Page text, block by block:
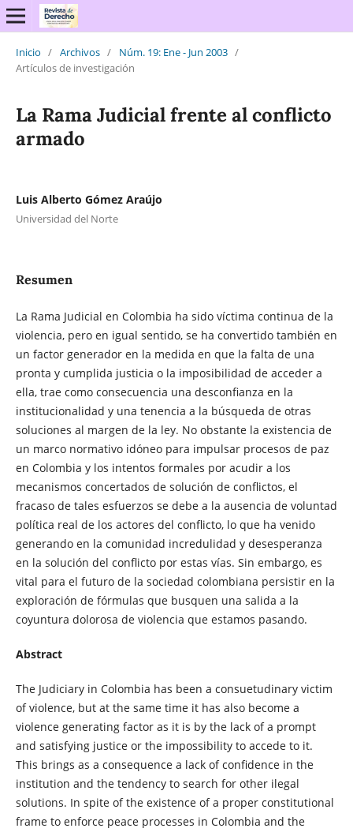
Inicio / Archivos / Núm. 19: Ene - Jun 2003 /
Artículos de investigación
La Rama Judicial frente al conflicto
armado
Luis Alberto Gómez Araújo
Universidad del Norte
Resumen
La Rama Judicial en Colombia ha sido víctima continua de la
violencia, pero en igual sentido, se ha convertido también en
un factor generador en la medida en que la falta de una
pronta y cumplida justicia o la imposibilidad de acceder a
ella, trae como consecuencia una desconfianza en la
institucionalidad y una tenencia a la búsqueda de otras
soluciones al margen de la ley. No obstante la existencia de
un marco normativo idóneo para impulsar procesos de paz
en Colombia y los intentos formales por acudir a los
mecanismos concertados de solución de conflictos, el
fracaso de tales esfuerzos se debe a la ausencia de voluntad
política real de los actores del conflicto, lo que ha venido
generando en la comunidad incredulidad y desesperanza
en la solución del conflicto por estas vías. Sin embargo, es
vital para el futuro de la sociedad colombiana persistir en la
exploración de fórmulas que busquen una salida a la
coyuntura dolorosa de violencia que estamos pasando.
Abstract
The Judiciary in Colombia has been a consuetudinary victim
of violence, but at the same time it has also become a
violence generating factor as it is by the lack of a prompt
and satisfying justice or the impossibility to accede to it.
This brings as a consequence a lack of confidence in the
institution and the tendency to search for other ilegal
solutions. In spite of the existence of a proper constitutional
frame to enforce peace processes in Colombia and the